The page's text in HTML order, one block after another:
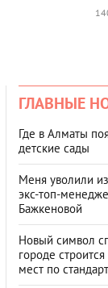
ГЛАВНЫЕ
Где в Алматы
детские сады
Меня уволили
экс-топ-
Бажкеновой
Новый символ
городе
мест по